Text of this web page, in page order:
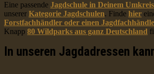
Eine passende Jagdschule in Deinem Umkreis
unserer Kategorie Jagdschulen. Finde hier
Forstfachhändler oder einen
Knapp 80 Wildparks aus ganz Deutschland
In unseren Jagdadressen